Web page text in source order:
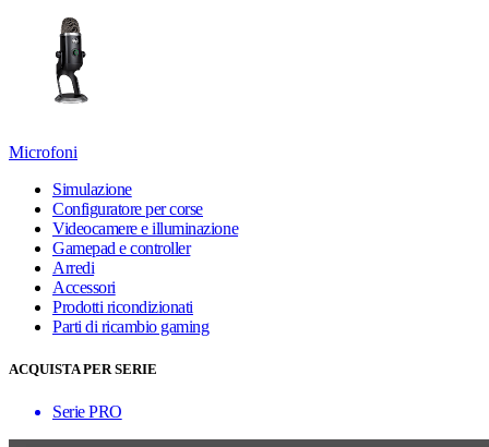
Microfoni
Simulazione
Configuratore per corse
Videocamere e illuminazione
Gamepad e controller
Arredi
Accessori
Prodotti ricondizionati
Parti di ricambio gaming
ACQUISTA PER SERIE
Serie PRO